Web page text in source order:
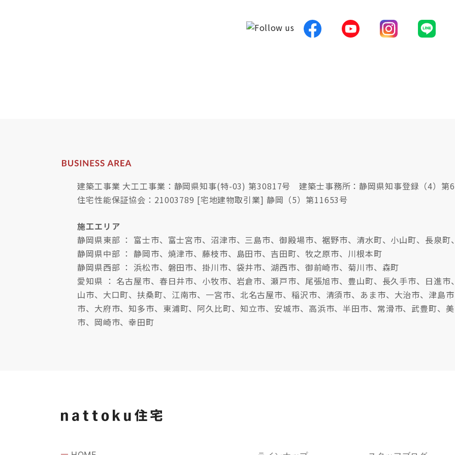
建築工事業 大工工事業：静岡県知事(特-03) 第30817号 建築士事務所：静岡県知事登録（4）第
住宅性能保証協会：21003789 [宅地建物取引業] 静岡（5）第11653号
施工エリア
静岡県東部 ： 富士市、富士宮市、沼津市、三島市、御殿場市、裾野市、清水町、小山町、長泉
静岡県中部 ： 静岡市、焼津市、藤枝市、島田市、吉田町、牧之原市、川根本町
静岡県西部 ： 浜松市、磐田市、掛川市、袋井市、湖西市、御前崎市、菊川市、森町
愛知県 ： 名古屋市、春日井市、小牧市、岩倉市、瀬戸市、尾張旭市、豊山町、長久手市、日進
山市、大口町、扶桑町、江南市、一宮市、北名古屋市、稲沢市、清須市、あま市、大治市、津島
市、大府市、知多市、東浦町、阿久比町、知立市、安城市、高浜市、半田市、常滑市、武豊町、
市、岡崎市、幸田町